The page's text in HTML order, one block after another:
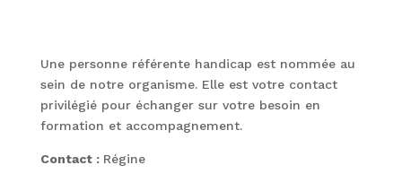
Une personne référente handicap est nommée au
sein de notre organisme. Elle est votre contact
privilégié pour échanger sur votre besoin en
formation et accompagnement.
Contact : Régine